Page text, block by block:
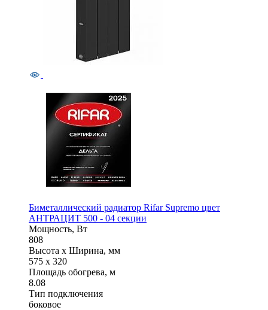
Биметаллический радиатор Rifar Supremo цвет
АНТРАЦИТ 500 - 04 секции
Мощность, Вт
808
Высота x Ширина, мм
575 x 320
Площадь обогрева, м
8.08
Тип подключения
боковое